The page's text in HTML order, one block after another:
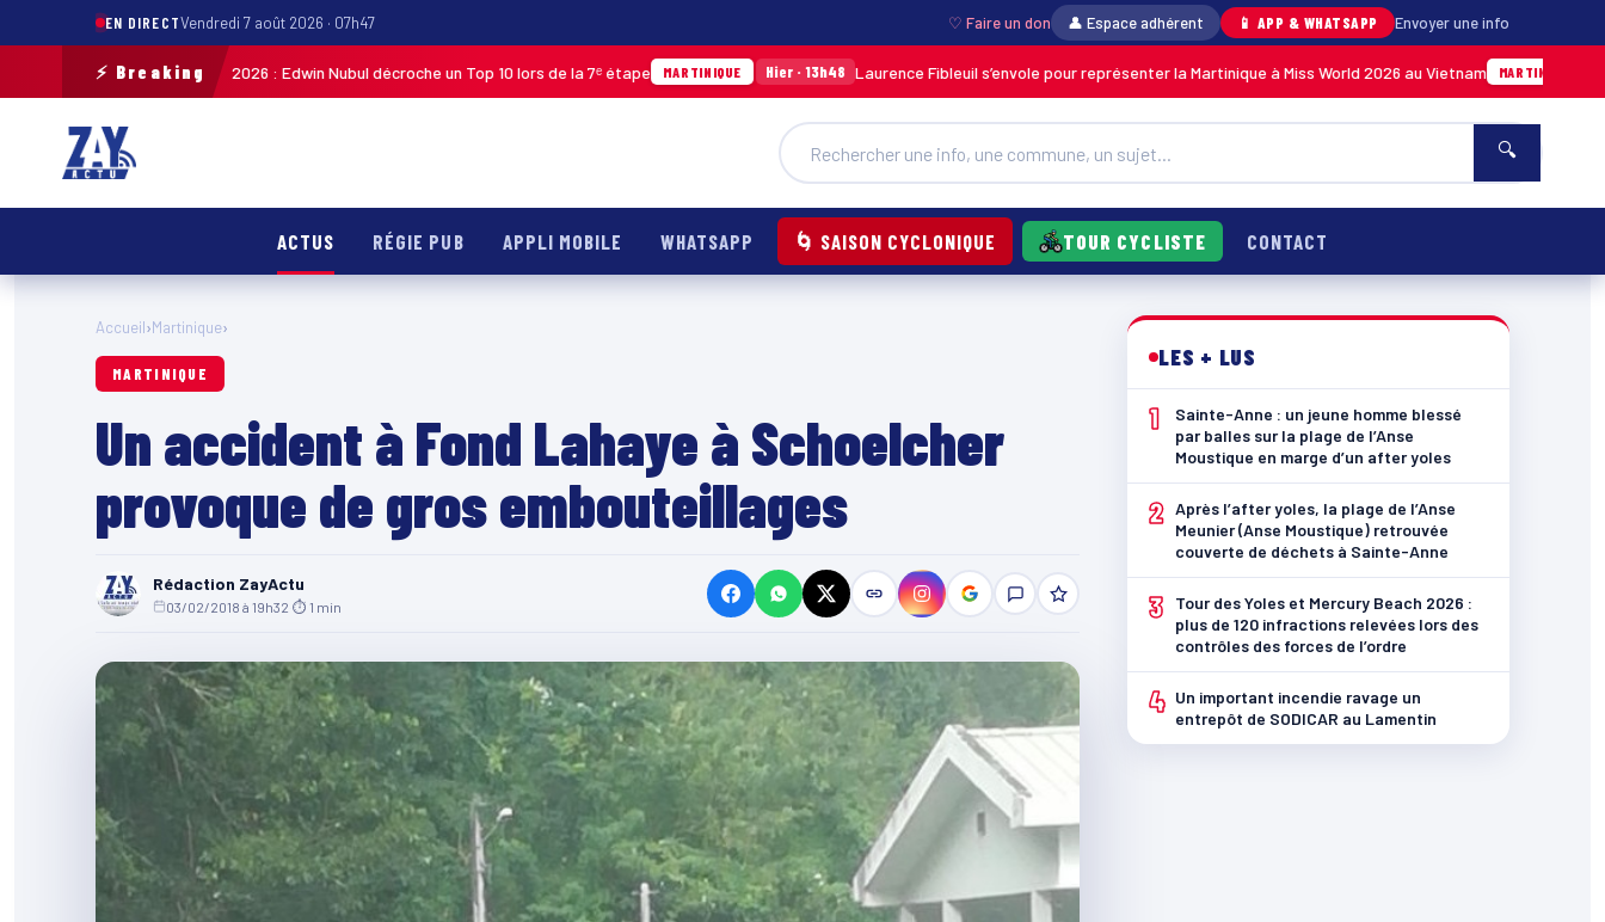
EN DIRECTVendredi 7 août 2026 · 07h47 ♡ Faire un don 👤 Espace adhérent 📱 APP & WHATSAPP Envoyer une info
⚡ Breaking
de Guadeloupe 2026 : Edwin Nubul décroche un Top 10 lors de la 7ᵉ étape MARTINIQUE Hier · 13h48 Laurence Fibleuil s’envole pour représenter la Martinique à Miss World 2026 au Vietnam MARTINIQUE 05/08 ·
🔍
ACTUS RÉGIE PUB APPLI MOBILE WHATSAPP 🌀 SAISON CYCLONIQUE TOUR CYCLISTE CONTACT
Accueil›Martinique›
MARTINIQUE
Un accident à Fond Lahaye à Schoelcher
provoque de gros embouteillages
Rédaction ZayActu
03/02/2018 à 19h32 ⏱ 1 min
LES + LUS
1
Sainte-Anne : un jeune homme blessé
par balles sur la plage de l’Anse
Moustique en marge d’un after yoles
2 Après l’after yoles, la plage de l’Anse
Meunier (Anse Moustique) retrouvée
couverte de déchets à Sainte-Anne
3
Tour des Yoles et Mercury Beach 2026 :
plus de 120 infractions relevées lors des
contrôles des forces de l’ordre
4 Un important incendie ravage un
entrepôt de SODICAR au Lamentin